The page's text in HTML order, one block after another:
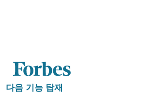
다음 기능 탑재